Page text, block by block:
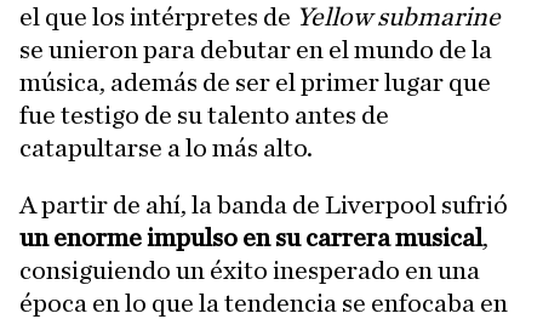
el que los intérpretes de Yellow submarine
se unieron para debutar en el mundo de la
música, además de ser el primer lugar que
fue testigo de su talento antes de
catapultarse a lo más alto.
A partir de ahí, la banda de Liverpool sufrió
un enorme impulso en su carrera musical,
consiguiendo un éxito inesperado en una
época en lo que la tendencia se enfocaba en